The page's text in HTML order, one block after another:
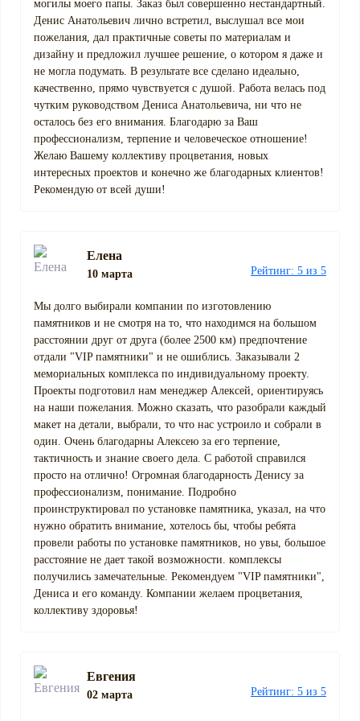
могилы моего папы. Заказ был совершенно нестандартный.
Денис Анатольевич лично встретил, выслушал все мои
пожелания, дал практичные советы по материалам и
дизайну и предложил лучшее решение, о котором я даже и
не могла подумать. В результате все сделано идеально,
качественно, прямо чувствуется с душой. Работа велась под
чутким руководством Дениса Анатольевича, ни что не
осталось без его внимания. Благодарю за Ваш
профессионализм, терпение и человеческое отношение!
Желаю Вашему коллективу процветания, новых
интересных проектов и конечно же благодарных клиентов!
Рекомендую от всей души!
Елена
10 марта Рейтинг: 5 из 5
Мы долго выбирали компании по изготовлению
памятников и не смотря на то, что находимся на большом
расстоянии друг от друга (более 2500 км) предпочтение
отдали "VIP памятники" и не ошиблись. Заказывали 2
мемориальных комплекса по индивидуальному проекту.
Проекты подготовил нам менеджер Алексей, ориентируясь
на наши пожелания. Можно сказать, что разобрали каждый
макет на детали, выбрали, то что нас устроило и собрали в
один. Очень благодарны Алексею за его терпение,
тактичность и знание своего дела. С работой справился
просто на отлично! Огромная благодарность Денису за
профессионализм, понимание. Подробно
проинструктировал по установке памятника, указал, на что
нужно обратить внимание, хотелось бы, чтобы ребята
провели работы по установке памятников, но увы, большое
расстояние не дает такой возможности. комплексы
получились замечательные. Рекомендуем "VIP памятники",
Дениса и его команду. Компании желаем процветания,
коллективу здоровья!
Евгения
02 марта Рейтинг: 5 из 5